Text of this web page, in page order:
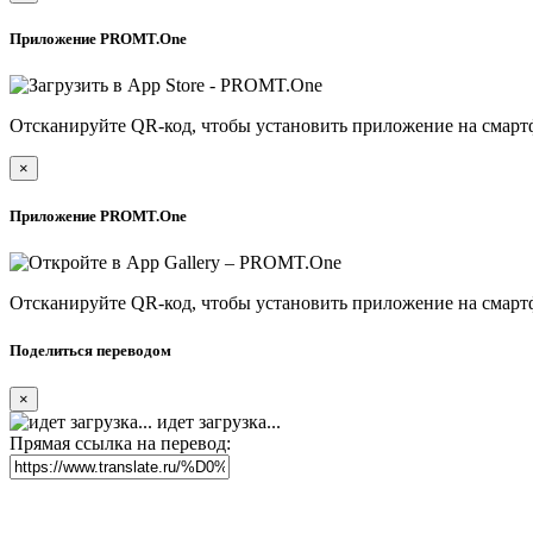
Приложение PROMT.One
Отсканируйте QR-код, чтобы установить приложение на
×
Приложение PROMT.One
Отсканируйте QR-код, чтобы установить приложение на
Поделиться переводом
×
идет загрузка...
Прямая ссылка на перевод: